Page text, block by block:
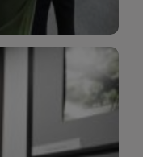
informacje o